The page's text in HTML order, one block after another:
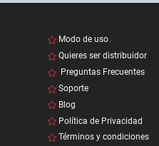
Modo de uso
Quieres ser distribuidor
Preguntas Frecuentes
Soporte
Blog
Política de Privacidad
Términos y condiciones